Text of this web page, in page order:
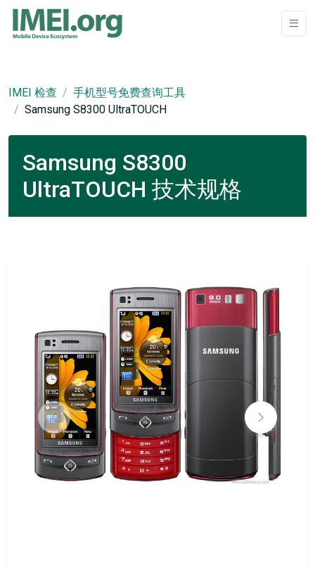
IMEI 检查
手机型号免费查询工具
Samsung S8300 UltraTOUCH
Samsung S8300
UltraTOUCH 技术规格